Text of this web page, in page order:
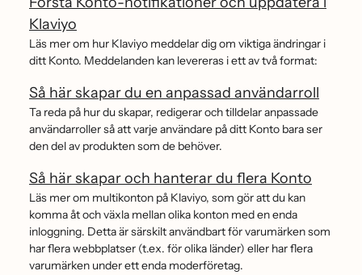
Klaviyo
Läs mer om hur Klaviyo meddelar dig om viktiga ändringar i
ditt Konto. Meddelanden kan levereras i ett av två format:
Så här skapar du en anpassad användarroll
Ta reda på hur du skapar, redigerar och tilldelar anpassade
användarroller så att varje användare på ditt Konto bara ser
den del av produkten som de behöver.
Så här skapar och hanterar du flera Konto
Läs mer om multikonton på Klaviyo, som gör att du kan
komma åt och växla mellan olika konton med en enda
inloggning. Detta är särskilt användbart för varumärken som
har flera webbplatser (t.ex. för olika länder) eller har flera
varumärken under ett enda moderföretag.